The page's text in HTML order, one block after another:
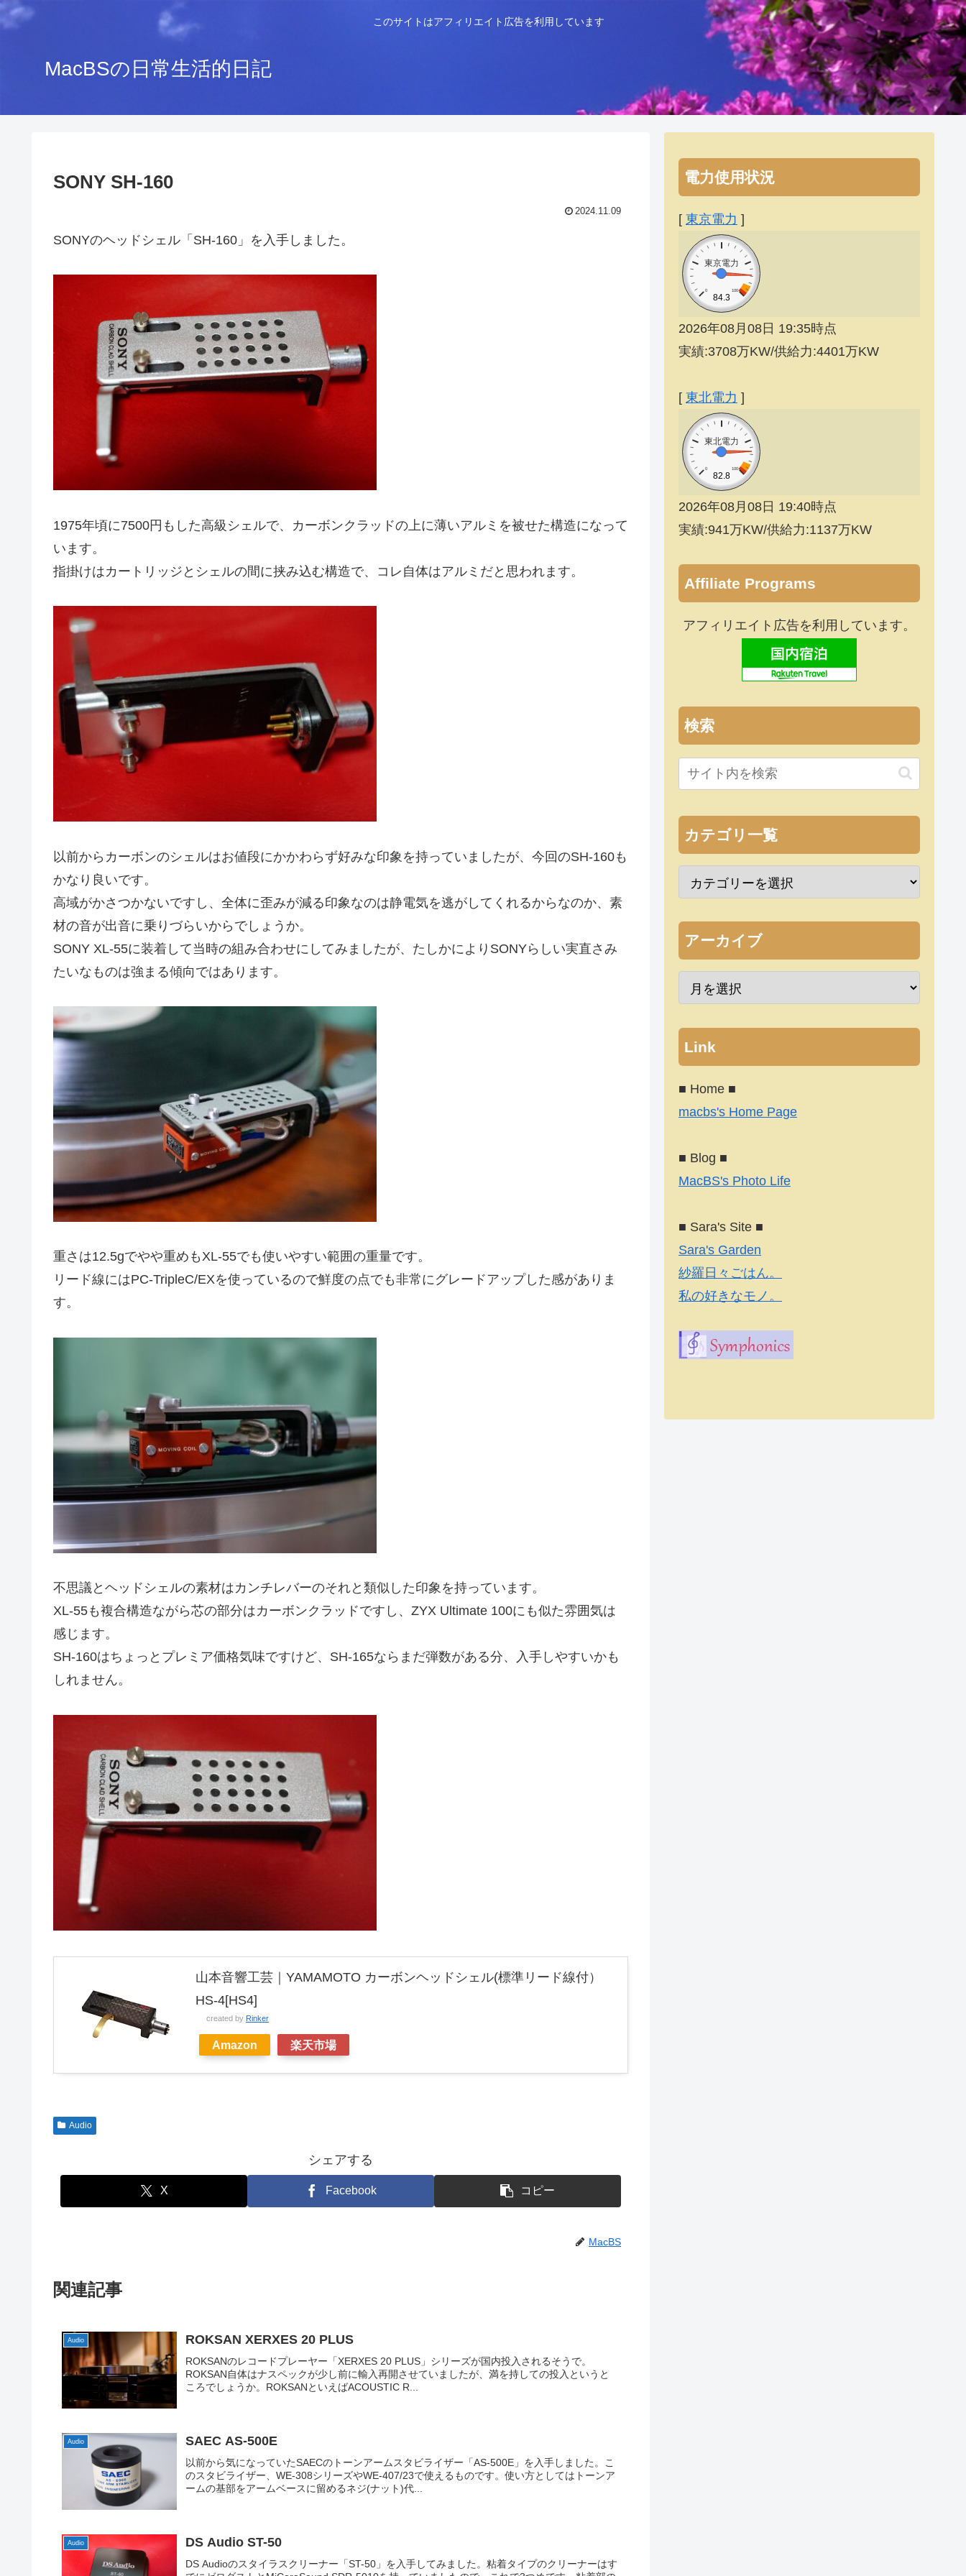
このサイトはアフィリエイト広告を利用しています
MacBSの日常生活的日記
SONY SH-160
2024.11.09
SONYのヘッドシェル「SH-160」を入手しました。
1975年頃に7500円もした高級シェルで、カーボンクラッドの上に薄いアルミを被せた構造になって
います。
指掛けはカートリッジとシェルの間に挟み込む構造で、コレ自体はアルミだと思われます。
以前からカーボンのシェルはお値段にかかわらず好みな印象を持っていましたが、今回のSH-160も
かなり良いです。
高域がかさつかないですし、全体に歪みが減る印象なのは静電気を逃がしてくれるからなのか、素
材の音が出音に乗りづらいからでしょうか。
SONY XL-55に装着して当時の組み合わせにしてみましたが、たしかによりSONYらしい実直さみ
たいなものは強まる傾向ではあります。
重さは12.5gでやや重めもXL-55でも使いやすい範囲の重量です。
リード線にはPC-TripleC/EXを使っているので鮮度の点でも非常にグレードアップした感がありま
す。
不思議とヘッドシェルの素材はカンチレバーのそれと類似した印象を持っています。
XL-55も複合構造ながら芯の部分はカーボンクラッドですし、ZYX Ultimate 100にも似た雰囲気は
感じます。
SH-160はちょっとプレミア価格気味ですけど、SH-165ならまだ弾数がある分、入手しやすいかも
しれません。
山本音響工芸｜YAMAMOTO カーボンヘッドシェル(標準リード線付）
HS-4[HS4]
created by Rinker
Amazon 楽天市場
Audio
シェアする
X Facebook コピー
MacBS
関連記事
Audio ROKSAN XERXES 20 PLUS
ROKSANのレコードプレーヤー「XERXES 20 PLUS」シリーズが国内投入されるそうで。
ROKSAN自体はナスペックが少し前に輸入再開させていましたが、満を持しての投入というと
ころでしょうか。ROKSANといえばACOUSTIC R...
Audio SAEC AS-500E
以前から気になっていたSAECのトーンアームスタビライザー「AS-500E」を入手しました。こ
のスタビライザー、WE-308シリーズやWE-407/23で使えるものです。使い方としてはトーンア
ームの基部をアームベースに留めるネジ(ナット)代...
Audio DS Audio ST-50
DS Audioのスタイラスクリーナー「ST-50」を入手してみました。粘着タイプのクリーナーはす
電力使用状況
[ 東京電力 ]
東京電力
0 100
84.3
2026年08月08日 19:35時点
実績:3708万KW/供給力:4401万KW
[ 東北電力 ]
東北電力
0 100
82.8
2026年08月08日 19:40時点
実績:941万KW/供給力:1137万KW
Affiliate Programs
アフィリエイト広告を利用しています。
検索
カテゴリ一覧
アーカイブ
Link
■ Home ■
macbs's Home Page
■ Blog ■
MacBS's Photo Life
■ Sara's Site ■
Sara's Garden
紗羅日々ごはん。
私の好きなモノ。